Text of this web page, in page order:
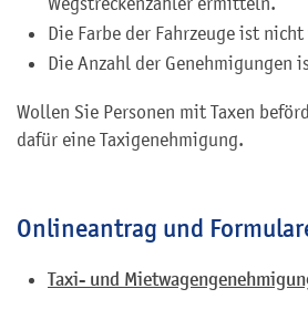
Die Farbe der Fahrzeuge ist
Die Anzahl der Genehmigungen
Wollen Sie Personen mit Taxen
dafür eine Taxigenehmigung.
Onlineantrag und
Taxi- und